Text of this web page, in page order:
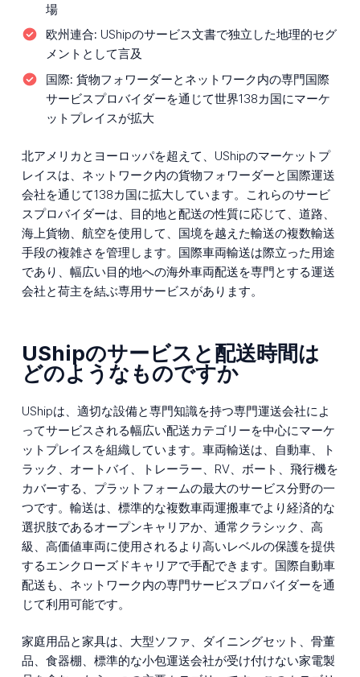
場
欧州連合: UShipのサービス文書で独立した地理的セグ
メントとして言及
国際: 貨物フォワーダーとネットワーク内の専門国際
サービスプロバイダーを通じて世界138カ国にマーケ
ットプレイスが拡大
北アメリカとヨーロッパを超えて、UShipのマーケットプ
レイスは、ネットワーク内の貨物フォワーダーと国際運送
会社を通じて138カ国に拡大しています。これらのサービ
スプロバイダーは、目的地と配送の性質に応じて、道路、
海上貨物、航空を使用して、国境を越えた輸送の複数輸送
手段の複雑さを管理します。国際車両輸送は際立った用途
であり、幅広い目的地への海外車両配送を専門とする運送
会社と荷主を結ぶ専用サービスがあります。
UShipのサービスと配送時間は
どのようなものですか
UShipは、適切な設備と専門知識を持つ専門運送会社によ
ってサービスされる幅広い配送カテゴリーを中心にマーケ
ットプレイスを組織しています。車両輸送は、自動車、ト
ラック、オートバイ、トレーラー、RV、ボート、飛行機を
カバーする、プラットフォームの最大のサービス分野の一
つです。輸送は、標準的な複数車両運搬車でより経済的な
選択肢であるオープンキャリアか、通常クラシック、高
級、高価値車両に使用されるより高いレベルの保護を提供
するエンクローズドキャリアで手配できます。国際自動車
配送も、ネットワーク内の専門サービスプロバイダーを通
じて利用可能です。
家庭用品と家具は、大型ソファ、ダイニングセット、骨董
品、食器棚、標準的な小包運送会社が受け付けない家電製